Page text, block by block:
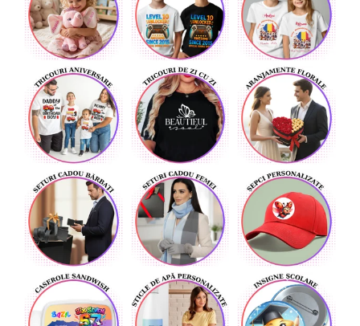
8 Martie
Cadouri pentru CUPLU El & Ea
Cadouri Iubitori de animale
Cadouri GRAVIDE
Cadouri pentru sportivi
Cadouri Pensionare
Cadouri Colegi, sefi sau angajati
Cadouri pentru Doctori
Cadouri pentru Sfânta Maria
Martisoare